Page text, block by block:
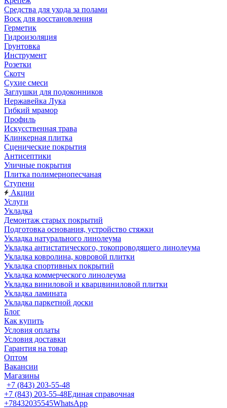
Средства для ухода за полами
Воск для восстановления
Герметик
Гидроизоляция
Грунтовка
Инструмент
Розетки
Скотч
Сухие смеси
Заглушки для подоконников
Нержавейка Лука
Гибкий мрамор
Профиль
Искусственная трава
Клинкерная плитка
Сценические покрытия
Антисептики
Уличные покрытия
Плитка полимернопесчаная
Ступени
Акции
Услуги
Укладка
Демонтаж старых покрытий
Подготовка основания, устройство стяжки
Укладка натурального линолеума
Укладка антистатического, токопроводящего линолеума
Укладка ковролина, ковровой плитки
Укладка спортивных покрытий
Укладка коммерческого линолеума
Укладка виниловой и кварцвиниловой плитки
Укладка ламината
Укладка паркетной доски
Блог
Как купить
Условия оплаты
Условия доставки
Гарантия на товар
Оптом
Вакансии
Магазины
+7 (843) 203-55-48
+7 (843) 203-55-48Единая справочная
+78432035545WhatsApp